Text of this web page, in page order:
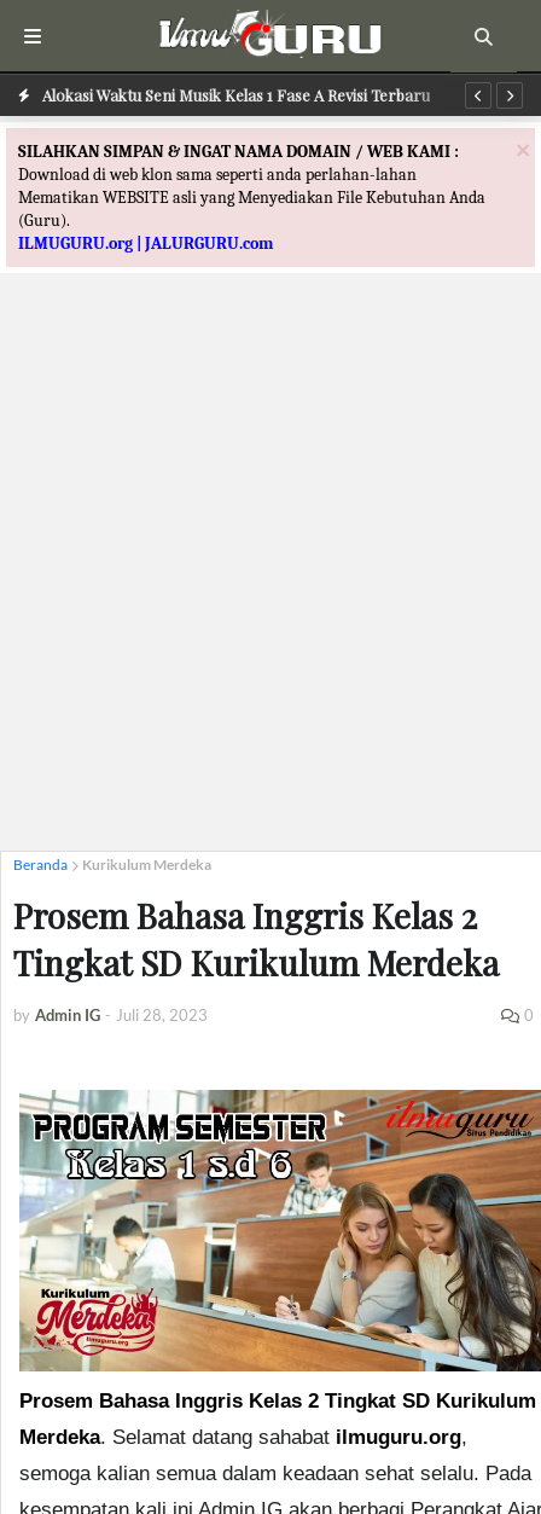
Alokasi Waktu Seni Musik Kelas 1 Fase A Revisi Terbaru
×
SILAHKAN SIMPAN & INGAT NAMA DOMAIN / WEB KAMI :
Download di web klon sama seperti anda perlahan-lahan
Mematikan WEBSITE asli yang Menyediakan File Kebutuhan Anda
(Guru).
ILMUGURU.org | JALURGURU.com
Beranda Kurikulum Merdeka
Prosem Bahasa Inggris Kelas 2
Tingkat SD Kurikulum Merdeka
by Admin IG - Juli 28, 2023 0
Prosem Bahasa Inggris Kelas 2 Tingkat SD Kurikulum
Merdeka. Selamat datang sahabat ilmuguru.org,
semoga kalian semua dalam keadaan sehat selalu. Pada